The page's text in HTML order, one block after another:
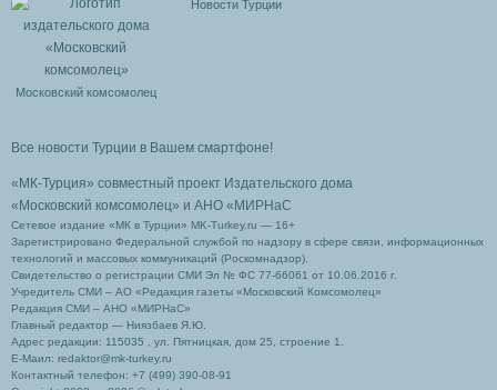
Московский комсомолец
Новости Турции
Все новости Турции в Вашем смартфоне!
«МК-Турция» совместный проект Издательского дома
«Московский комсомолец» и АНО «МИРНаС
Сетевое издание «МК в Турции» MK-Turkey.ru — 16+
Зарегистрировано Федеральной службой по надзору в сфере связи, информационных
технологий и массовых коммуникаций (Роскомнадзор).
Свидетельство о регистрации СМИ Эл № ФС 77-66061 от 10.06.2016 г.
Учредитель СМИ – АО «Редакция газеты «Московский Комсомолец»
Редакция СМИ – АНО «МИРНаС»
Главный редактор — Ниязбаев Я.Ю.
Адрес редакции: 115035 , ул. Пятницкая, дом 25, строение 1.
Е-Маил: redaktor@mk-turkey.ru
Контактный телефон: +7 (499) 390-08-91